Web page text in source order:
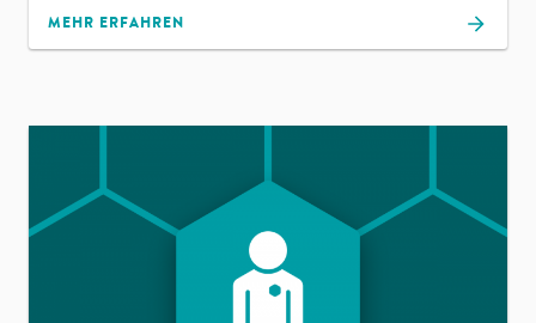
MEHR ERFAHREN